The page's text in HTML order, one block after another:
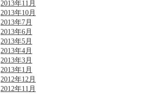
2013年11月
2013年10月
2013年7月
2013年6月
2013年5月
2013年4月
2013年3月
2013年1月
2012年12月
2012年11月